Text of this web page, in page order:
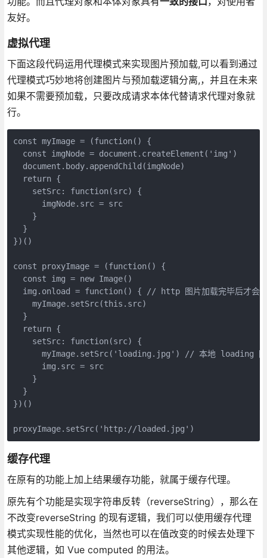
友好。
虚拟代理
下面这段代码运用代理模式来实现图片预加载,可以看到通过
代理模式巧妙地将创建图片与预加载逻辑分离,，并且在未来
如果不需要预加载，只要改成请求本体代替请求代理对象就
行。
const myImage = (function() {
  const imgNode = document.createElement('img')
  document.body.appendChild(imgNode)
  return {
    setSrc: function(src) {
      imgNode.src = src
    }
  }
})()
const proxyImage = (function() {
  const img = new Image()
img.onload = function() { // http 图片加载完毕后才会
    myImage.setSrc(this.src)
  }
  return {
    setSrc: function(src) {
myImage.setSrc('loading.jpg') // 本地 loading
      img.src = src
    }
  }
})()
proxyImage.setSrc('http://loaded.jpg')
缓存代理
在原有的功能上加上结果缓存功能，就属于缓存代理。
原先有个功能是实现字符串反转（reverseString），那么在
不改变reverseString 的现有逻辑，我们可以使用缓存代理
模式实现性能的优化，当然也可以在值改变的时候去处理下
其他逻辑，如 Vue computed 的用法。